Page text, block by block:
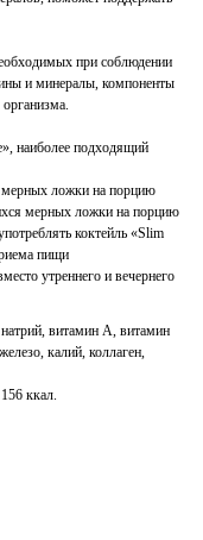
при соблюдении
и минералы, компоненты
наиболее подходящий
ложки на порцию
мерных ложки на порцию
коктейль «Slim
пищи
утреннего и вечернего
витамин А, витамин
калий, коллаген,
ккал.